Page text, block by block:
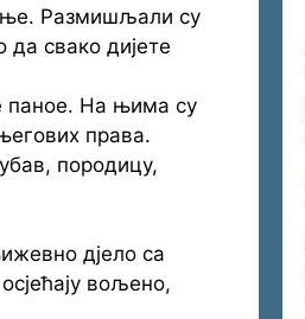
Размишљали су
да свако дијете
паное. На њима су
права.
породицу,
дјело са
вољено,